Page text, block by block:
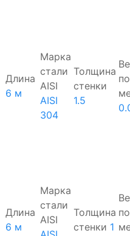
Длина
6 м
Марка
стали
AISI
AISI
304
Толщина
стенки
1.5
Длина
6 м
Марка
стали
AISI
Толщина
стенки 1